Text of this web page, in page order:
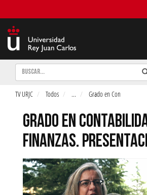
Buscar
TV URJC Todos ... Grado en Con
GRADO EN
FINANZAS.